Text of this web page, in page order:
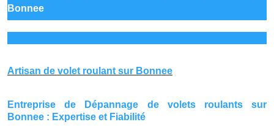
Bonnee
Artisan de volet roulant sur Bonnee
Entreprise de Dépannage de volets roulants sur
Bonnee : Expertise et Fiabilité